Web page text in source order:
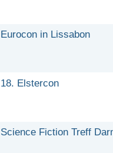
Eurocon in Lissabon
18. Elstercon
Science Fiction Treff